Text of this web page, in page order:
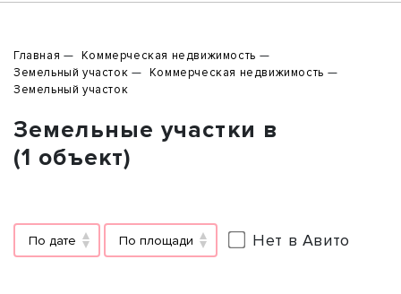
Главная
Коммерческая недвижимость
Земельный участок
Коммерческая недвижимость
Земельный участок
Земельные участки в
(1 объект)
По дате По площади Нет в Авито